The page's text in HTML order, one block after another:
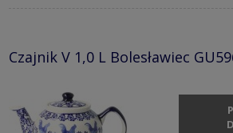
Czajnik V 1,0 L Bolesławiec